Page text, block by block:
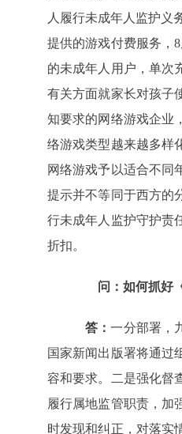
人履行未成年人监护义
提供的游戏付费服务，
的未成年人用户，单次
有关方面就家长对孩子
知要求的网络游戏企业
络游戏类型越来越多样
网络游戏予以适合不同
提示并不等同于西方的
行未成年人监护守护责
折扣。
问：如何抓好
答：一分部署，
国家新闻出版署将通过
容和要求。二是强化督
履行属地监管职责，加
时发现和纠正，对落实